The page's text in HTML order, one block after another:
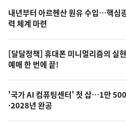
영
상
오
늘
의
사
진
내년부터 아르헨산 원유 수입…핵심
력 체계 마련
[달달정책] 휴대폰 미니멀리즘의 실
예매 한 번에 끝!
'국가 AI 컴퓨팅센터' 첫 삽…1만
·2028년 완공